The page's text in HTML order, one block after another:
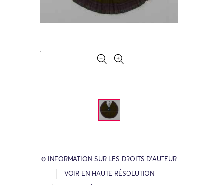
© INFORMATION SUR LES DROITS D’AUTEUR
VOIR EN HAUTE RÉSOLUTION